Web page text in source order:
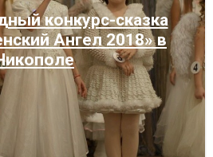
конкурс-сказка
Ангел 2018» в